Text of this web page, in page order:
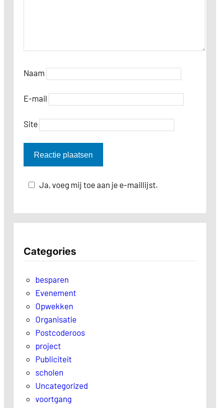
Naam
E-mail
Site
Ja, voeg mij toe aan je e-maillijst.
Categories
besparen
Evenement
Opwekken
Organisatie
Postcoderoos
project
Publiciteit
scholen
Uncategorized
voortgang